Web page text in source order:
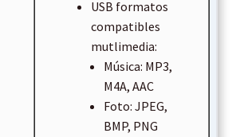
USB formatos
compatibles
mutlimedia:
Música: MP3,
M4A, AAC
Foto: JPEG,
BMP, PNG